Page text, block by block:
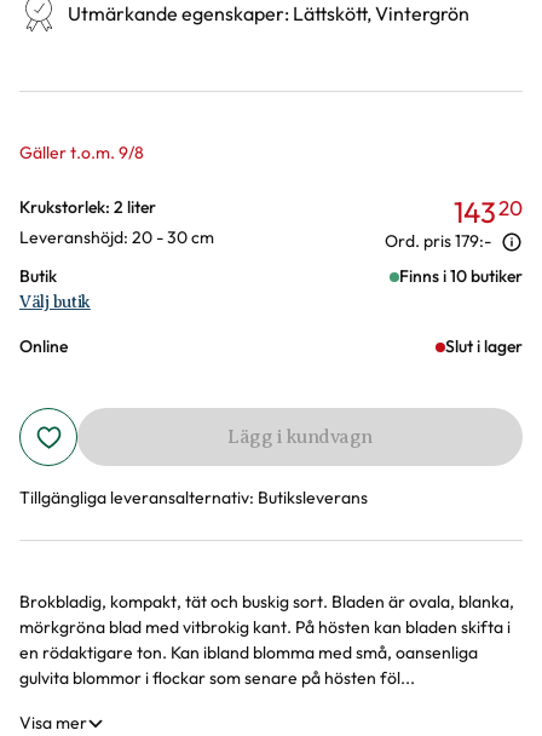
Utmärkande egenskaper: Lättskött, Vintergrön
Gäller t.o.m. 9/8
Varianter
Krukstorlek: 2 liter
Leveranshöjd: 20 - 30 cm
14320
Ord. pris179:-
Butik
Finns i 10 butiker
Välj butik
Online Slut i lager
Lägg i kundvagn
Tillgängliga leveransalternativ: Butiksleverans
Produktinformation
Brokbladig, kompakt, tät och buskig sort. Bladen är ovala, blanka,
mörkgröna blad med vitbrokig kant. På hösten kan bladen skifta i
en rödaktigare ton. Kan ibland blomma med små, oansenliga
gulvita blommor i flockar som senare på hösten föl...
Visa mer